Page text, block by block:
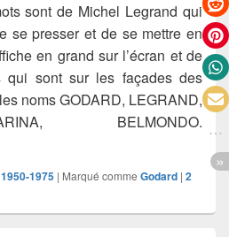
sont de Michel Legrand qui
se presser et de se mettre en
en grand sur l’écran et de
qui sont sur les façades des
noms GODARD, LEGRAND,
BELMONDO.
femme est une femme
1975 | Marqué comme Godard | 2